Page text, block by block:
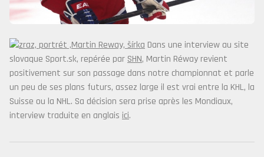
Dans une interview au site
slovaque Sport.sk, repérée par SHN, Martin Réway revient
positivement sur son passage dans notre championnat et parle
un peu de ses plans futurs, assez large il est vrai entre la KHL, la
Suisse ou la NHL. Sa décision sera prise après les Mondiaux,
interview traduite en anglais ici.